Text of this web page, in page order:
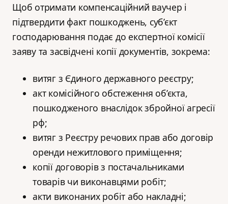
Щоб отримати компенсаційний ваучер і
підтвердити факт пошкоджень, суб’єкт
господарювання подає до експертної комісії
заяву та засвідчені копії документів, зокрема:
витяг з Єдиного державного реєстру;
акт комісійного обстеження об’єкта,
пошкодженого внаслідок збройної агресії
рф;
витяг з Реєстру речових прав або договір
оренди нежитлового приміщення;
копії договорів з постачальниками
товарів чи виконавцями робіт;
акти виконаних робіт або накладні;